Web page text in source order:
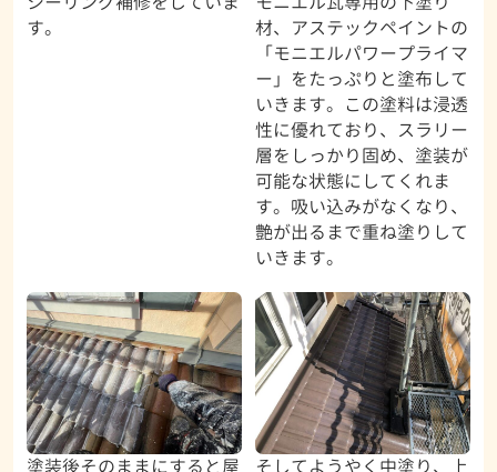
す。
材、アステックペイントの
「モニエルパワープライマ
ー」をたっぷりと塗布して
いきます。この塗料は浸透
性に優れており、スラリー
層をしっかり固め、塗装が
可能な状態にしてくれま
す。吸い込みがなくなり、
艶が出るまで重ね塗りして
いきます。
塗装後そのままにすると屋 そしてようやく中塗り、上